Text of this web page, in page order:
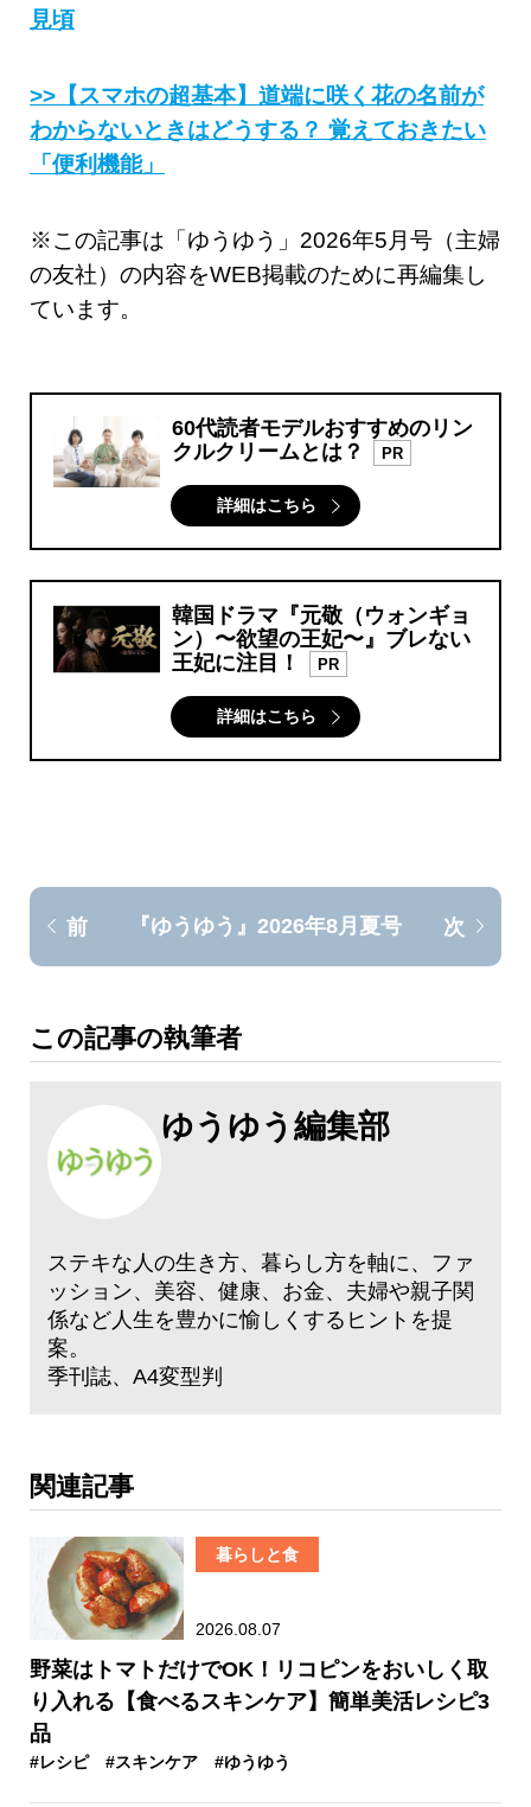
見頃
>>【スマホの超基本】道端に咲く花の名前が
わからないときはどうする？ 覚えておきたい
「便利機能」
※この記事は「ゆうゆう」2026年5月号（主婦
の友社）の内容をWEB掲載のために再編集し
ています。
60代読者モデルおすすめのリン
クルクリームとは？
PR
詳細はこちら
韓国ドラマ『元敬（ウォンギョ
ン）〜欲望の王妃〜』ブレない
王妃に注目！
PR
詳細はこちら
前 『ゆうゆう』2026年8月夏号 次
この記事の執筆者
ゆうゆう編集部
ステキな人の生き方、暮らし方を軸に、ファ
ッション、美容、健康、お金、夫婦や親子関
係など人生を豊かに愉しくするヒントを提
案。
季刊誌、A4変型判
関連記事
暮らしと食
2026.08.07
野菜はトマトだけでOK！リコピンをおいしく取
り入れる【食べるスキンケア】簡単美活レシピ3
品
#レシピ #スキンケア #ゆうゆう